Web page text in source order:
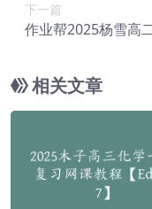
下一篇
作业帮2025杨雪高
相关文章